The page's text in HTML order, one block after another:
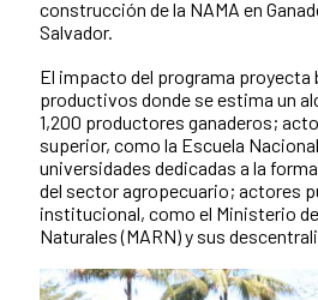
construcción de la NAMA en
Salvador.
El impacto del programa proyecta
productivos donde se estima un
1,200 productores ganaderos;
superior, como la Escuela
universidades dedicadas a la
del sector agropecuario; actores
institucional, como el Ministerio
Naturales (MARN) y sus